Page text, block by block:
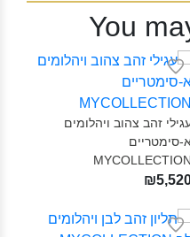
You
זהב צהוב ויהלומים
א-סימטריים
MYCOLLECTION‎